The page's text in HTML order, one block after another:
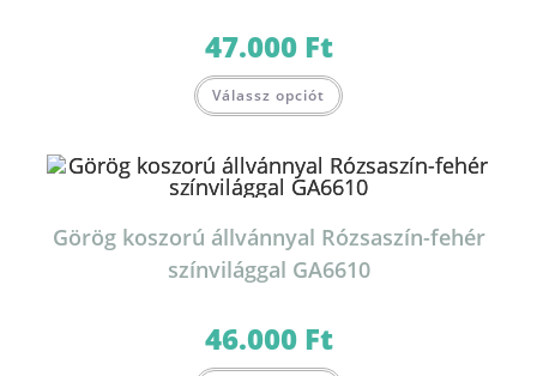
47.000 Ft
Válassz opciót
Görög koszorú állvánnyal Rózsaszín-fehér
színvilággal GA6610
46.000 Ft